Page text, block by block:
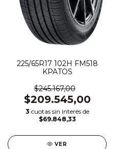
225/65R17 102H FM518
KPATOS
$245.167,00
$209.545,00
3 cuotas sin interés de
$69.848,33
VER